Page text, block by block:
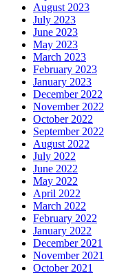
August 2023
July 2023
June 2023
May 2023
March 2023
February 2023
January 2023
December 2022
November 2022
October 2022
September 2022
August 2022
July 2022
June 2022
May 2022
April 2022
March 2022
February 2022
January 2022
December 2021
November 2021
October 2021